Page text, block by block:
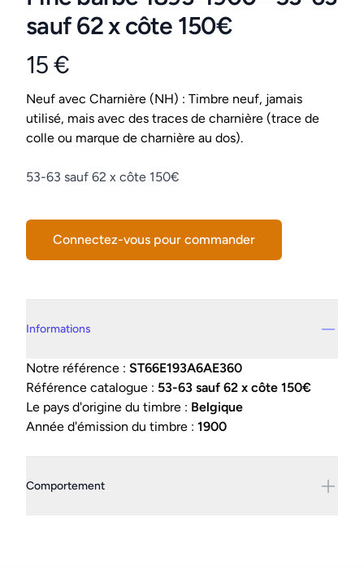
sauf 62 x côte 150€
Product information
15 €
Conditions
Neuf avec Charnière (NH) : Timbre neuf, jamais
utilisé, mais avec des traces de charnière (trace de
colle ou marque de charnière au dos).
Description
53-63 sauf 62 x côte 150€
Connectez-vous pour commander
Informations
Notre référence : ST66E193A6AE360
Référence catalogue : 53-63 sauf 62 x côte 150€
Le pays d'origine du timbre : Belgique
Année d'émission du timbre : 1900
Comportement